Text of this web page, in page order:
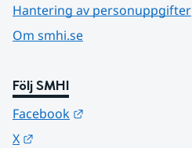
Hantering av personuppgifter
Om smhi.se
Följ SMHI
Facebook
X